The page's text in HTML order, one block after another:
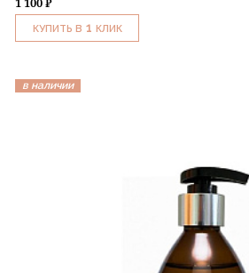
КУПИТЬ В 1 КЛИК
в наличии